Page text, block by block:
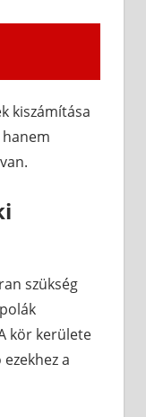
kiszámítása
szükség
kör kerülete
a